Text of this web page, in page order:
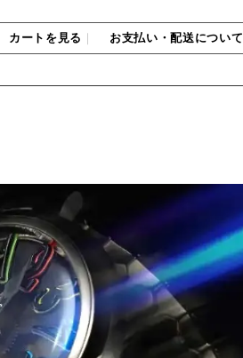
カートを見る お支払い・配送について